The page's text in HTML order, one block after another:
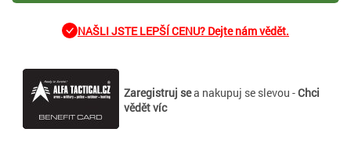
NAŠLI JSTE LEPŠÍ CENU? Dejte nám vědět.
Zaregistruj sea nakupuj se slevou -Chci
vědět víc